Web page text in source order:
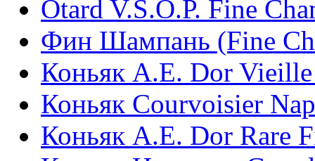
Otard V.S.О.Р. Fine
Фин Шампань (Fine
Коньяк A.E. Dor
Коньяк Courvoisier
Коньяк A.E. Dor Rare